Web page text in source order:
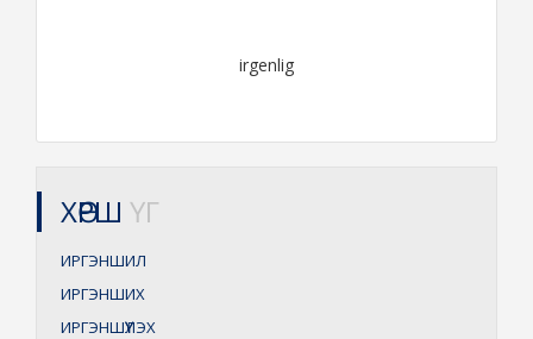
irgenlig
ХӨРШ ҮГ
ИРГЭНШИЛ
ИРГЭНШИХ
ИРГЭНШҮҮЛЭХ